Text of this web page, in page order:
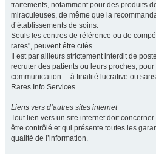
traitements, notamment pour des produits
miraculeuses, de même que la
d’établissements de soins.
Seuls les centres de référence ou de
rares", peuvent être cités.
Il est par ailleurs strictement interdit de
recruter des patients ou leurs proches,
communication… à finalité lucrative ou
Rares Info Services.
Liens vers d’autres sites internet
Tout lien vers un site internet doit
être contrôlé et qui présente toutes les
qualité de l’information.